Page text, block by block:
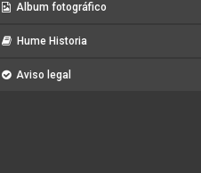
Album fotográfico
Hume Historia
Aviso legal